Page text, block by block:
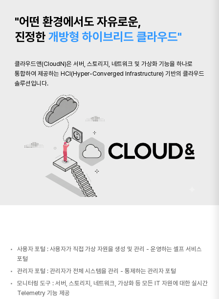
"어떤 환경에서도 자유로운,
진정한 개방형 하이브리드 클라우드"
클라우드앤(CloudN)은 서버, 스토리지, 네트워크 및 가상화 기능을 하나로
통합하여 제공하는 HCI(Hyper-Converged Infrastructure) 기반의 클라우드
솔루션입니다.
사용자 포털 : 사용자가 직접 가상 자원을 생성 및 관리 - 운영하는 셀프 서비스
포털
관리자 포털 : 관리자가 전체 시스템을 관리 - 통제하는 관리자 포털
모니터링 도구 : 서버, 스토리지, 네트워크, 가상화 등 모든 IT 자원에 대한 실시간
Telemetry 기능 제공